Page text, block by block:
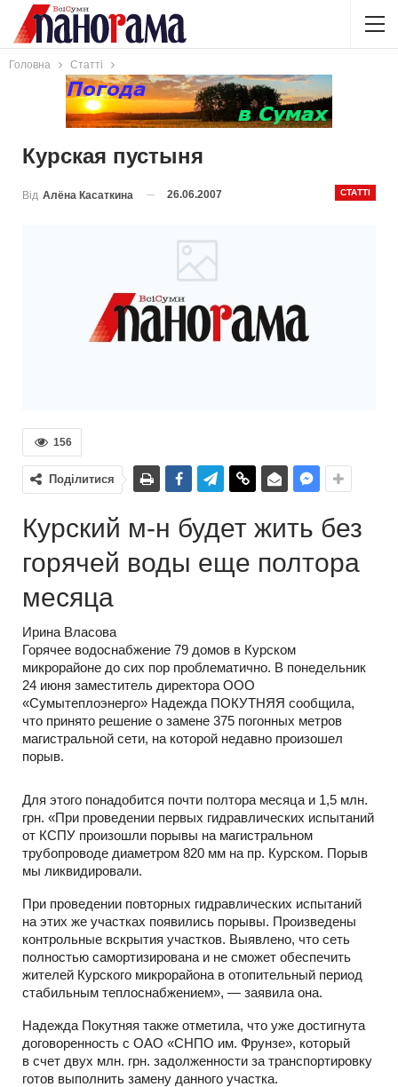
Головна Статті
Курская пустыня
СТАТТІ
Від Алёна Касаткина 26.06.2007
156
Поділитися
Курский м-н будет жить без
горячей воды еще полтора
месяца
Ирина Власова
Горячее водоснабжение 79 домов в Курском
микрорайоне до сих пор проблематично. В понедельник
24 июня заместитель директора ООО
«Сумытеплоэнерго» Надежда ПОКУТНЯЯ сообщила,
что принято решение о замене 375 погонных метров
магистральной сети, на которой недавно произошел
порыв.
Для этого понадобится почти полтора месяца и 1,5 млн.
грн. «При проведении первых гидравлических испытаний
от КСПУ произошли порывы на магистральном
трубопроводе диаметром 820 мм на пр. Курском. Порыв
мы ликвидировали.
При проведении повторных гидравлических испытаний
на этих же участках появились порывы. Произведены
контрольные вскрытия участков. Выявлено, что сеть
полностью самортизирована и не сможет обеспечить
жителей Курского микрорайона в отопительный период
стабильным теплоснабжением», — заявила она.
Надежда Покутняя также отметила, что уже достигнута
договоренность с ОАО «СНПО им. Фрунзе», который
в счет двух млн. грн. задолженности за транспортировку
готов выполнить замену данного участка.